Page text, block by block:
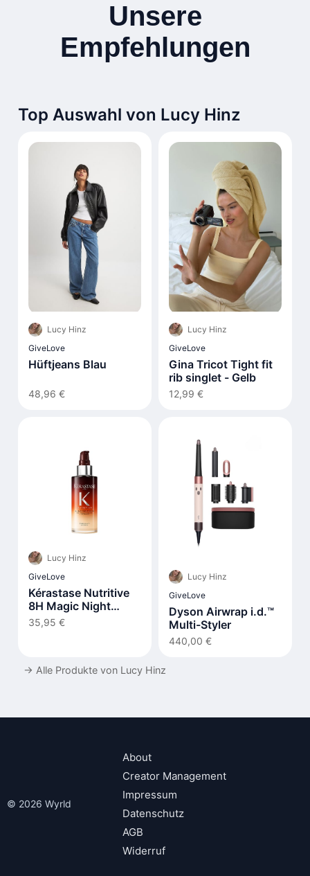
Unsere
Empfehlungen
Top Auswahl von Lucy Hinz
Lucy Hinz
GiveLove
Hüftjeans Blau
48,96 €
Lucy Hinz
GiveLove
Gina Tricot Tight fit
rib singlet - Gelb
12,99 €
Lucy Hinz
GiveLove
Kérastase Nutritive
8H Magic Night
Serum
35,95 €
Lucy Hinz
GiveLove
Dyson Airwrap i.d.™
Multi-Styler
440,00 €
→ Alle Produkte von Lucy Hinz
© 2026 Wyrld
About
Creator Management
Impressum
Datenschutz
AGB
Widerruf